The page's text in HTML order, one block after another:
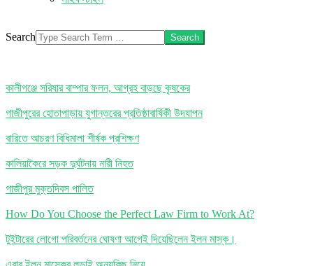
Search
কালীগঞ্জে সরিষার বাম্পার ফলন, আগ্রহ বাড়ছে কৃষকের
গাজীপুরের হোতাপাড়ায় যুগান্তরের প্রতিষ্ঠাবার্ষিকী উদযাপন
বারিতে আচরণ বিধিমালা শীর্ষক প্রশিক্ষণ
কালিয়াকৈরে সড়ক দুর্ঘটনায় নারী নিহত
গাজীপুর মুক্তদিবস পালিত
How Do You Choose the Perfect Law Firm to Work At?
টুইটারের লোগো পরিবর্তনের ঘোষণা আগেই দিয়েছিলেন ইলন মাস্ক।